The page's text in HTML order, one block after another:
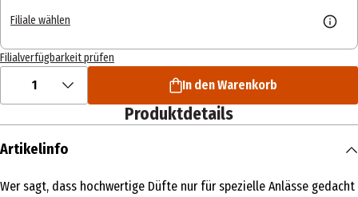
Filiale wählen
Filialverfügbarkeit prüfen
1 In den Warenkorb
Produktdetails
Artikelinfo
Wer sagt, dass hochwertige Düfte nur für spezielle Anlässe gedacht